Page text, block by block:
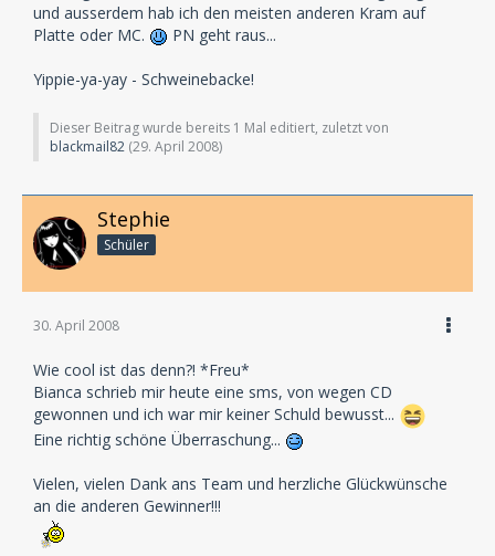
und ausserdem hab ich den meisten anderen Kram auf
Platte oder MC.
PN geht raus...
Yippie-ya-yay - Schweinebacke!
Dieser Beitrag wurde bereits 1 Mal editiert, zuletzt von
blackmail82 (29. April 2008)
Stephie
Schüler
30. April 2008
Wie cool ist das denn?! *Freu*
Bianca schrieb mir heute eine sms, von wegen CD
gewonnen und ich war mir keiner Schuld bewusst...
Eine richtig schöne Überraschung...
Vielen, vielen Dank ans Team und herzliche Glückwünsche
an die anderen Gewinner!!!